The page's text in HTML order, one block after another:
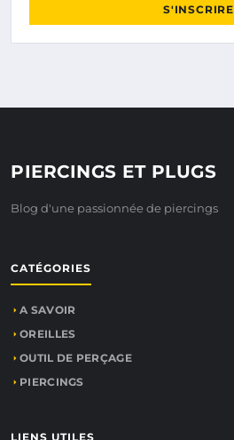
S'INSCRIRE
PIERCINGS ET PLUGS
Blog d'une passionnée de piercings
CATÉGORIES
A SAVOIR
OREILLES
OUTIL DE PERÇAGE
PIERCINGS
LIENS UTILES